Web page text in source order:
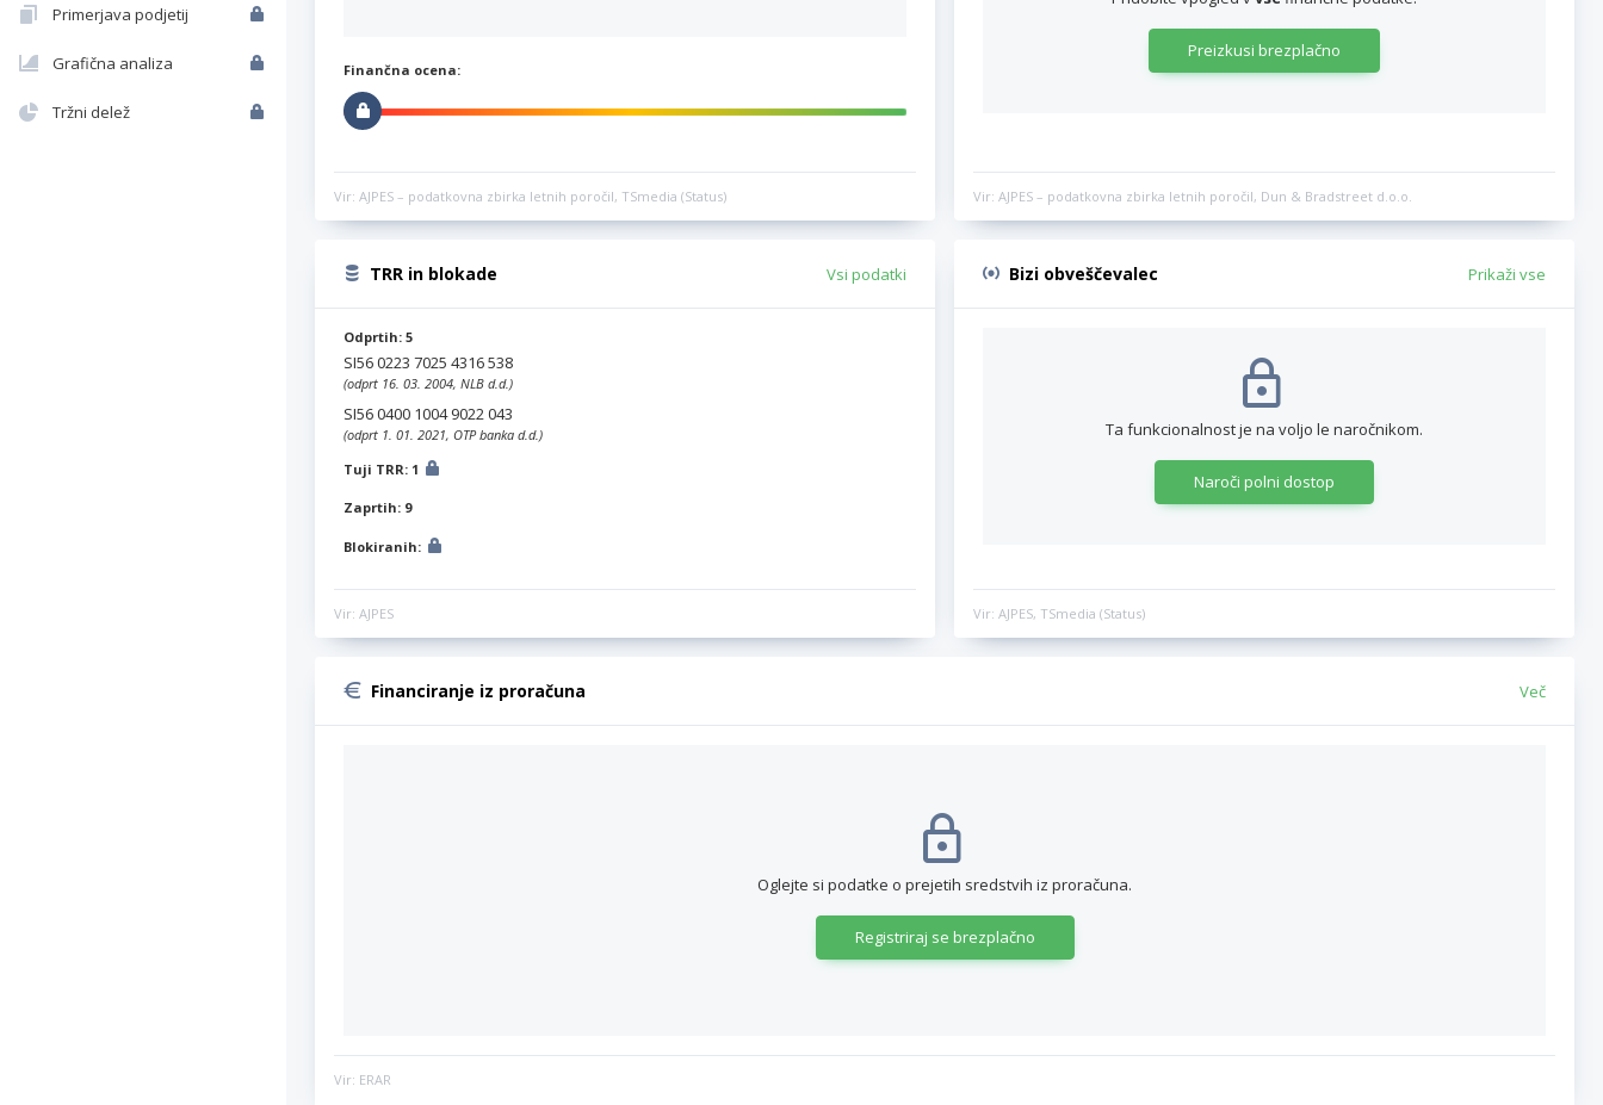
Primerjava podjetij
Grafična analiza
Tržni delež
Finančna ocena:
Vir: AJPES – podatkovna zbirka letnih poročil, TSmedia (Status)
Preizkusi brezplačno
Vir: AJPES – podatkovna zbirka letnih poročil, Dun & Bradstreet d.o.o.
TRR in blokade Vsi podatki
Odprtih: 5
SI56 0223 7025 4316 538
(odprt 16. 03. 2004, NLB d.d.)
SI56 0400 1004 9022 043
(odprt 1. 01. 2021, OTP banka d.d.)
Tuji TRR: 1
Zaprtih: 9
Blokiranih:
Vir: AJPES
Bizi obveščevalec Prikaži vse
Ta funkcionalnost je na voljo le naročnikom.
Naroči polni dostop
Vir: AJPES, TSmedia (Status)
Financiranje iz proračuna Več
Oglejte si podatke o prejetih sredstvih iz proračuna.
Registriraj se brezplačno
Vir: ERAR